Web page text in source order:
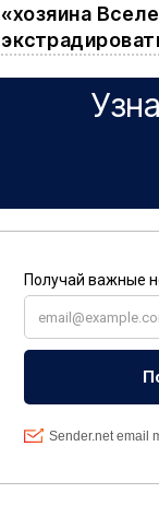
«хозяина